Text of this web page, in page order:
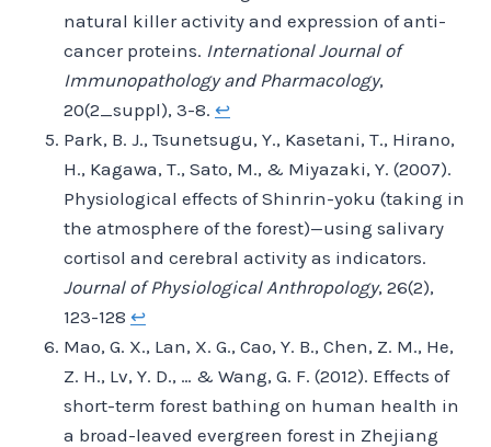
natural killer activity and expression of anti-
cancer proteins. International Journal of
Immunopathology and Pharmacology,
20(2_suppl), 3-8. ↩︎
Park, B. J., Tsunetsugu, Y., Kasetani, T., Hirano,
H., Kagawa, T., Sato, M., & Miyazaki, Y. (2007).
Physiological effects of Shinrin-yoku (taking in
the atmosphere of the forest)—using salivary
cortisol and cerebral activity as indicators.
Journal of Physiological Anthropology, 26(2),
123-128 ↩︎
Mao, G. X., Lan, X. G., Cao, Y. B., Chen, Z. M., He,
Z. H., Lv, Y. D., … & Wang, G. F. (2012). Effects of
short-term forest bathing on human health in
a broad-leaved evergreen forest in Zhejiang